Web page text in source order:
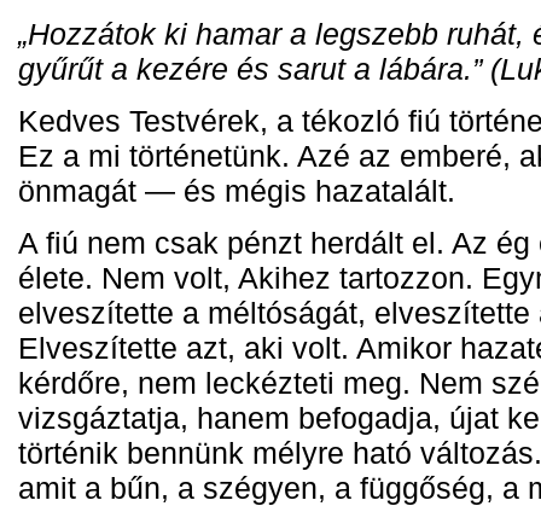
„Hozzátok ki hamar a legszebb ruhát,
gyűrűt a kezére és sarut a lábára.”
Kedves Testvérek, a tékozló fiú
Ez a mi történetünk. Azé az emberé,
önmagát — és mégis hazatalált.
A fiú nem csak pénzt herdált el. Az ég
élete. Nem volt, Akihez tartozzon.
elveszítette a méltóságát, elveszítette
Elveszítette azt, aki volt. Amikor
kérdőre, nem leckézteti meg. Nem
vizsgáztatja, hanem befogadja, újat
történik bennünk mélyre ható
amit a bűn, a szégyen, a függőség, a